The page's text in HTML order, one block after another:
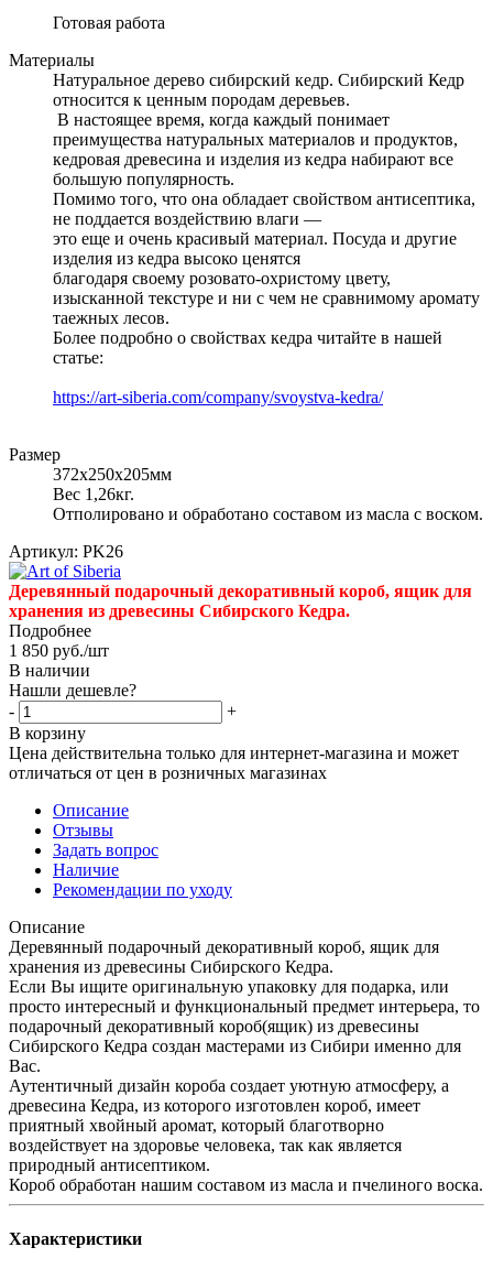
Готовая работа
Материалы
Натуральное дерево сибирский кедр. Сибирский Кедр
относится к ценным породам деревьев.
В настоящее время, когда каждый понимает
преимущества натуральных материалов и продуктов,
кедровая древесина и изделия из кедра набирают все
большую популярность.
Помимо того, что она обладает свойством антисептика,
не поддается воздействию влаги —
это еще и очень красивый материал. Посуда и другие
изделия из кедра высоко ценятся
благодаря своему розовато-охристому цвету,
изысканной текстуре и ни с чем не сравнимому аромату
таежных лесов.
Более подробно о свойствах кедра читайте в нашей
статье:
https://art-siberia.com/company/svoystva-kedra/
Размер
372х250х205мм
Вес 1,26кг.
Отполировано и обработано составом из масла с воском.
Артикул: PK26
Деревянный подарочный декоративный короб, ящик для
хранения из древесины Сибирского Кедра.
Подробнее
1 850 руб./шт
В наличии
Нашли дешевле?
-
+
В корзину
Цена действительна только для интернет-магазина и может
отличаться от цен в розничных магазинах
Описание
Отзывы
Задать вопрос
Наличие
Рекомендации по уходу
Описание
Деревянный подарочный декоративный короб, ящик для
хранения из древесины Сибирского Кедра.
Если Вы ищите оригинальную упаковку для подарка, или
просто интересный и функциональный предмет интерьера, то
подарочный декоративный короб(ящик) из древесины
Сибирского Кедра создан мастерами из Сибири именно для
Вас.
Аутентичный дизайн короба создает уютную атмосферу, а
древесина Кедра, из которого изготовлен короб, имеет
приятный хвойный аромат, который благотворно
воздействует на здоровье человека, так как является
природный антисептиком.
Короб обработан нашим составом из масла и пчелиного воска.
Характеристики